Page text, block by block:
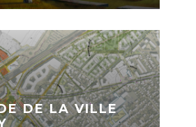
DE LA VILLE